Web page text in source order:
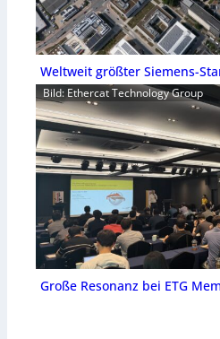
Weltweit größter Siemens-
Bild: Ethercat Technology Group
Große Resonanz bei ETG